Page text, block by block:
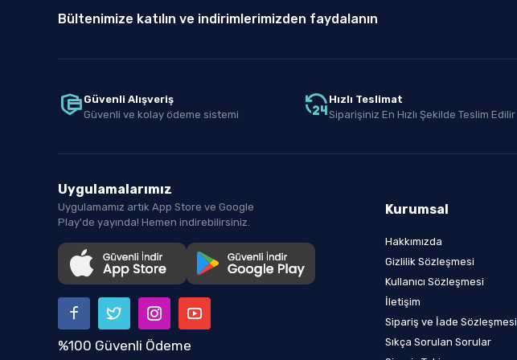
Bültenimize katılın ve indirimlerimizden faydalanın
Güvenli Alışveriş
Güvenli ve kolay ödeme sistemi
Hızlı Teslimat
Siparişiniz En Hızlı Şekilde Teslim Edilir
Uygulamalarımız
Uygulamamız artık App Store ve Google
Play'de yayında! Hemen indirebilirsiniz.
%100 Güvenli Ödeme
Kurumsal
Hakkımızda
Gizlilik Sözleşmesi
Kullanıcı Sözleşmesi
İletişim
Sipariş ve İade Sözleşmesi
Sıkça Sorulan Sorular